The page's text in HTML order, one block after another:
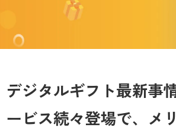
ブログ
デジタルギフト最新事
ービス続々登場で、メ